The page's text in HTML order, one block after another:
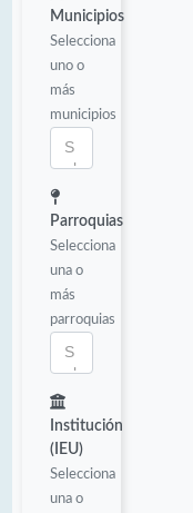
Municipios
Selecciona
uno o
más
municipios
Parroquias
Selecciona
una o
más
parroquias
Institución
(IEU)
Selecciona
una o